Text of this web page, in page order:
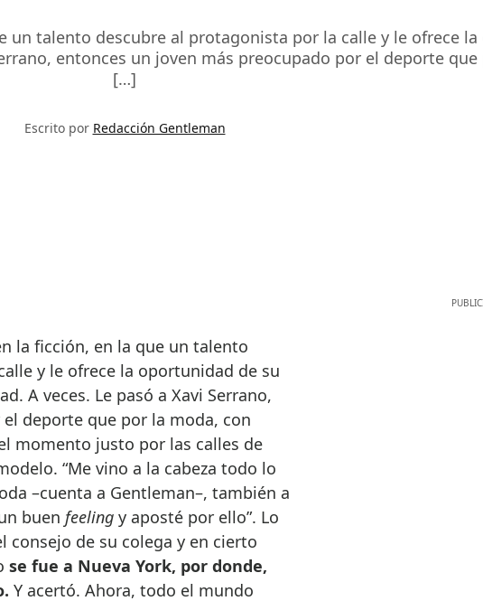
un talento descubre al protagonista por la calle y le ofrece
entonces un joven más preocupado por el deporte
[…]
Escrito por Redacción Gentleman
y le ofrece la oportunidad de su
A veces. Le pasó a Xavi Serrano,
deporte que por la moda, con
momento justo por las calles de
“Me vino a la cabeza todo lo
–cuenta a Gentleman–, también a
buen feelingy aposté por ello”. Lo
consejo de su colega y en cierto
se fue a Nueva York, por donde,
Y acertó. Ahora, todo el mundo